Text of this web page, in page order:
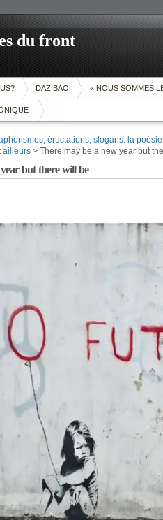
du front
DAZIBAO « NOUS SOMMES
éructations, slogans: la
ailleurs > There may be a new year but
but there will be